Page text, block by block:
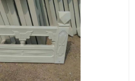
便道砖
盲道砖
pc仿石砖